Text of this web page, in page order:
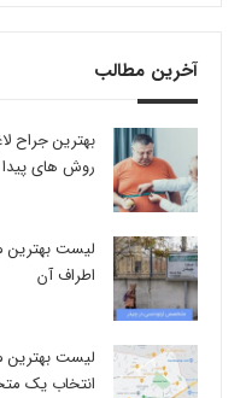
آخرین مطالب
روش های
لیست
اطراف آن
لیست
انتخاب یک